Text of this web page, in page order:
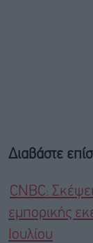
Διαβάστε
CNBC:
εμπορικής
Ιουλίου